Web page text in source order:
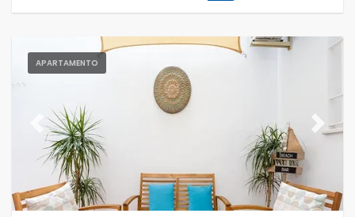
APARTAMENTO
Previous Next